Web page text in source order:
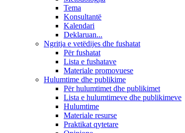
Tema
Konsultantë
Kalendari
Deklaruan...
Ngritja e vetëdijes dhe fushatat
Për fushatat
Lista e fushatave
Materiale promovuese
Hulumtime dhe publikime
Për hulumtimet dhe publikimet
Lista e hulumtimeve dhe publikimeve
Hulumtime
Materiale resurse
Praktikat qytetare